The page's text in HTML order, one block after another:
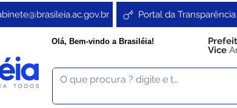
Portal da Transparência
Olá, Bem-vindo a Brasiléia!
Vice